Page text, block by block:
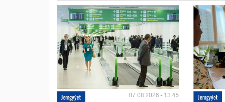
Jemgyýet 07.08.2026 - 13:45 Jemgyýet